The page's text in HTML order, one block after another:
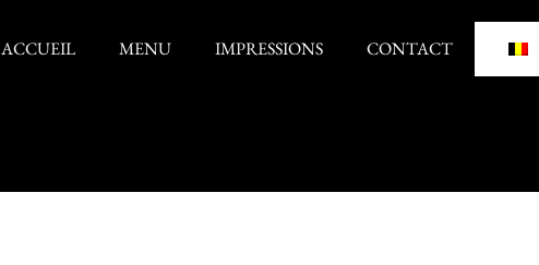
ACCUEIL MENU IMPRESSIONS CONTACT